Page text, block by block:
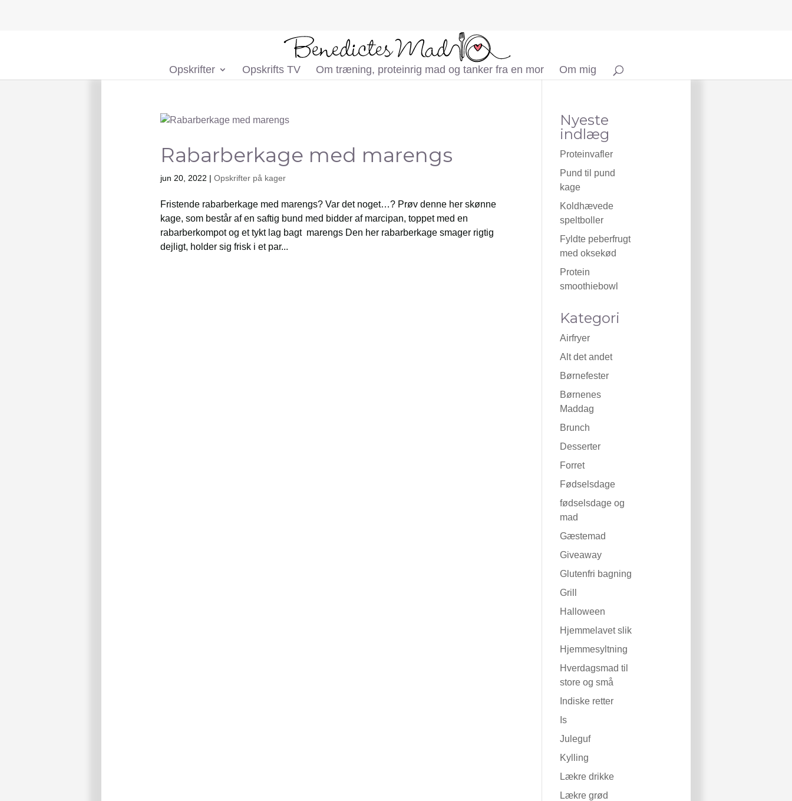
Opskrifter Opskrifts TV Om træning, proteinrig mad og tanker fra en mor Om mig
Rabarberkage med marengs
jun 20, 2022 | Opskrifter på kager
Fristende rabarberkage med marengs? Var det noget…? Prøv denne her skønne
kage, som består af en saftig bund med bidder af marcipan, toppet med en
rabarberkompot og et tykt lag bagt marengs Den her rabarberkage smager rigtig
dejligt, holder sig frisk i et par...
Nyeste
indlæg
Proteinvafler
Pund til pund
kage
Koldhævede
speltboller
Fyldte peberfrugt
med oksekød
Protein
smoothiebowl
Kategori
Airfryer
Alt det andet
Børnefester
Børnenes
Maddag
Brunch
Desserter
Forret
Fødselsdage
fødselsdage og
mad
Gæstemad
Giveaway
Glutenfri bagning
Grill
Halloween
Hjemmelavet slik
Hjemmesyltning
Hverdagsmad til
store og små
Indiske retter
Is
Juleguf
Kylling
Lækre drikke
Lækre grød